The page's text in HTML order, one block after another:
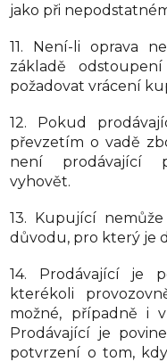
jako při
11. Není-li oprava
základě
požadovat vrácení
12. Pokud
převzetím o vadě
není prodávající
vyhovět.
13. Kupující
důvodu, pro který je
14. Prodávající je
kterékoli
možné, případně i
Prodávající je
potvrzení o tom,